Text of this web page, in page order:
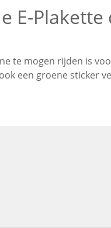
E-
te mogen rijden is
een groene sticker